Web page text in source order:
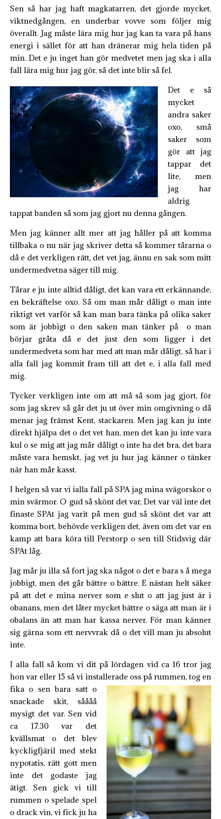
Sen så har jag haft magkatarren, det gjorde mycket,
viktnedgången, en underbar vovve som följer mig
överallt. Jag måste lära mig hur jag kan ta vara på hans
energi i sället för att han dränerar mig hela tiden på
min. Det e ju inget han gör medvetet men jag ska i alla
fall lära mig hur jag gör, så det inte blir så fel.
Det e så
mycket
andra saker
oxo, små
saker som
gör att jag
tappar det
lite, men
jag har
aldrig
tappat banden så som jag gjort nu denna gången.
Men jag känner allt mer att jag håller på att komma
tillbaka o nu när jag skriver detta så kommer tårarna o
då e det verkligen rätt, det vet jag, ännu en sak som mitt
undermedvetna säger till mig.
Tårar e ju inte alltid dåligt, det kan vara ett erkännande,
en bekräftelse oxo. Så om man mår dåligt o man inte
riktigt vet varför så kan man bara tänka på olika saker
som är jobbigt o den saken man tänker på o man
börjar gråta då e det just den som ligger i det
undermedveta som har med att man mår dåligt, så har i
alla fall jag kommit fram till att det e, i alla fall med
mig.
Tycker verkligen inte om att må så som jag gjort, för
som jag skrev så går det ju ut över min omgivning o då
menar jag främst Kent, stackaren. Men jag kan ju inte
direkt hjälpa det o det vet han, men det kan ju inte vara
kul o se mig att jag mår dåligt o inte ha det bra, det bara
måste vara hemskt, jag vet ju hur jag känner o tänker
när han mår kasst.
I helgen så var vi ialla fall på SPA jag mina svägorskor o
min svärmor. O gud så skönt det var, Det var väl inte det
finaste SPAt jag varit på men gud så skönt det var att
komma bort, behövde verkligen det, även om det var en
kamp att bara köra till Perstorp o sen till Stidsvig där
SPAt låg.
Jag mår ju illa så fort jag ska något o det e bara s å mega
jobbigt, men det går bättre o bättre. E nästan helt säker
på att det e mina nerver som e slut o att jag just är i
obanans, men det låter mycket bättre o säga att man är i
obalans än att man har kassa nerver. För man känner
sig gärna som ett nervvrak då o det vill man ju absolut
inte.
I alla fall så kom vi dit på lördagen vid ca 16 tror jag
hon var eller 15 så vi installerade oss på rummen, tog en
fika o senbara satt o
snackade skit, såååå
mysigt det var. Sen vid
ca 17.30 var det
kvällsmat o det blev
kyckligfjäril med stekt
nypotatis, rätt gott men
inte det godaste jag
ätigt. Sen gick vi till
rummen o spelade spel
o drack vin, vi fick ju ha